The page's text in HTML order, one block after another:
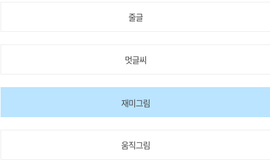
줄글
멋글씨
재미그림
움직그림